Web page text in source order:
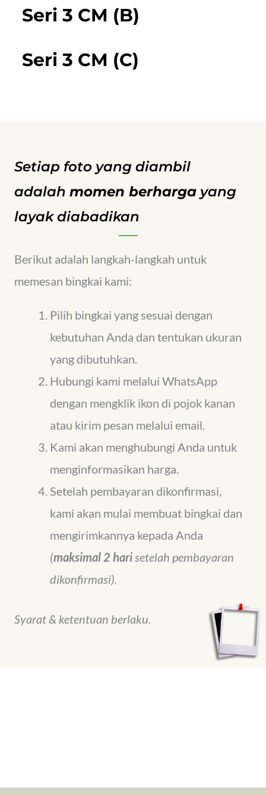
Seri 3 CM (B)
Seri 3 CM (C)
Setiap foto yang diambil
adalah momen berharga yang
layak diabadikan
Berikut adalah langkah-langkah untuk
memesan bingkai kami:
Pilih bingkai yang sesuai dengan
kebutuhan Anda dan tentukan ukuran
yang dibutuhkan.
Hubungi kami melalui WhatsApp
dengan mengklik ikon di pojok kanan
atau kirim pesan melalui email.
Kami akan menghubungi Anda untuk
menginformasikan harga.
Setelah pembayaran dikonfirmasi,
kami akan mulai membuat bingkai dan
mengirimkannya kepada Anda
(maksimal 2 hari setelah pembayaran
dikonfirmasi).
Syarat & ketentuan berlaku.